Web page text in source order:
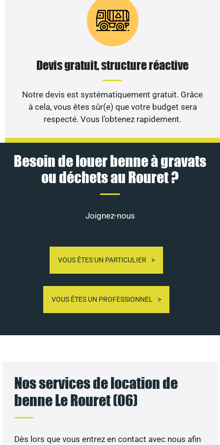
Devis gratuit, structure réactive
Notre devis est systématiquement gratuit. Grâce
à cela, vous êtes sûr(e) que votre budget sera
respecté. Vous l’obtenez rapidement.
Besoin de louer benne à gravats
ou déchets au Rouret ?
Joignez-nous
VOUS ÊTES UN PARTICULIER
VOUS ÊTES UN PROFESSIONNEL
Nos services de location de
benne Le Rouret (06)
Dès lors que vous entrez en contact avec nous afin